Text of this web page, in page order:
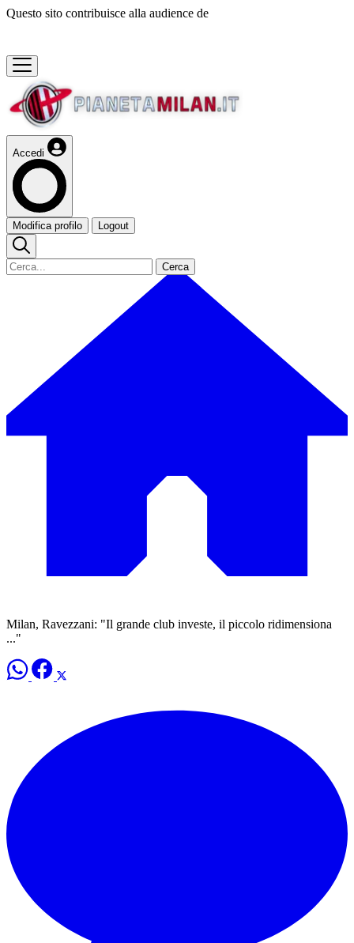
Questo sito contribuisce alla audience de
Accedi
Modifica profilo Logout
Cerca
Milan, Ravezzani: "Il grande club investe, il piccolo ridimensiona
..."